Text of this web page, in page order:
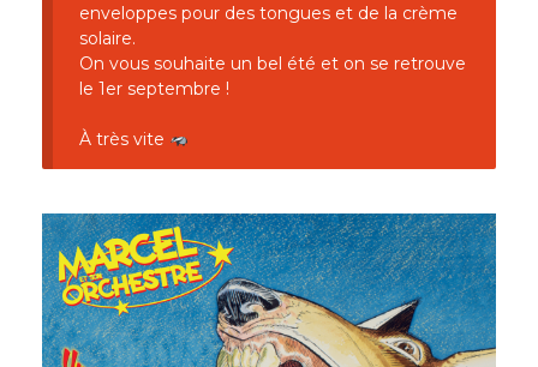
enveloppes pour des tongues et de la crème
solaire.
On vous souhaite un bel été et on se retrouve
le 1er septembre !
À très vite